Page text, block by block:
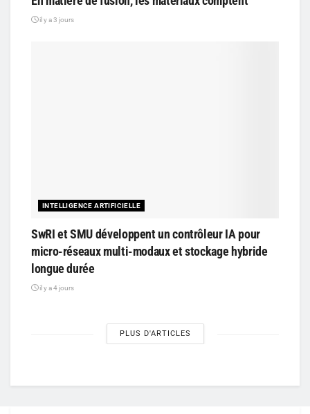
il y a 3 jours
INTELLIGENCE ARTIFICIELLE
SwRI et SMU développent un contrôleur IA pour
micro-réseaux multi-modaux et stockage hybride
longue durée
il y a 4 jours
PLUS D'ARTICLES